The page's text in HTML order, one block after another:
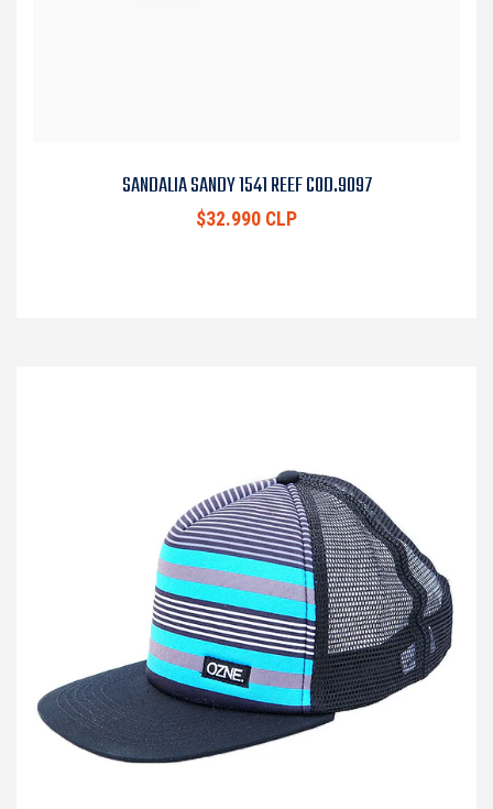
SANDALIA SANDY 1541 REEF COD.9097
$32.990 CLP